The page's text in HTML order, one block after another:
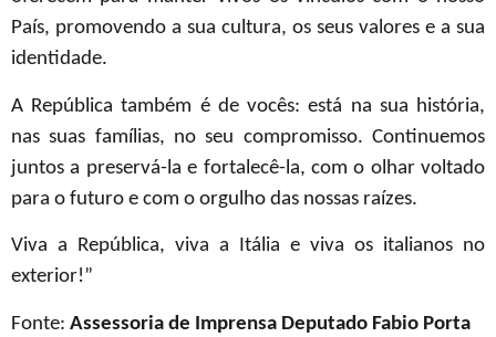
País, promovendo a sua cultura, os seus valores e a sua
identidade.
A República também é de vocês: está na sua história,
nas suas famílias, no seu compromisso. Continuemos
juntos a preservá-la e fortalecê-la, com o olhar voltado
para o futuro e com o orgulho das nossas raízes.
Viva a República, viva a Itália e viva os italianos no
exterior!”
Fonte: Assessoria de Imprensa Deputado Fabio Porta